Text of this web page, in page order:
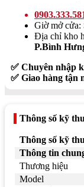
Giờ mở cửa:
Địa chỉ kho
P.Bình
✅ Chuyên nhập
✅ Giao hàng tận
Thông số kỹ
Thông số kỹ
Thông tin
Thương hiệu
Model